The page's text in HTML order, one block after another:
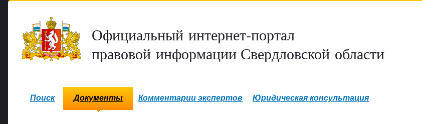
Официальный интернет-портал
правовой информации Свердловской области
Поиск Документы Комментарии экспертов Юридическая консультация